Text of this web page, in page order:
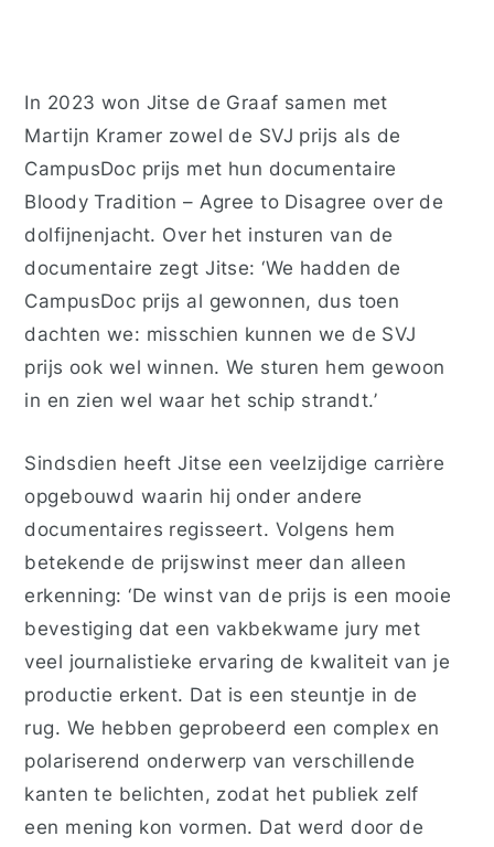
In 2023 won Jitse de Graaf samen met
Martijn Kramer zowel de SVJ prijs als de
CampusDoc prijs met hun documentaire
Bloody Tradition – Agree to Disagree over de
dolfijnenjacht. Over het insturen van de
documentaire zegt Jitse: ‘We hadden de
CampusDoc prijs al gewonnen, dus toen
dachten we: misschien kunnen we de SVJ
prijs ook wel winnen. We sturen hem gewoon
in en zien wel waar het schip strandt.’
Sindsdien heeft Jitse een veelzijdige carrière
opgebouwd waarin hij onder andere
documentaires regisseert. Volgens hem
betekende de prijswinst meer dan alleen
erkenning: ‘De winst van de prijs is een mooie
bevestiging dat een vakbekwame jury met
veel journalistieke ervaring de kwaliteit van je
productie erkent. Dat is een steuntje in de
rug. We hebben geprobeerd een complex en
polariserend onderwerp van verschillende
kanten te belichten, zodat het publiek zelf
een mening kon vormen. Dat werd door de